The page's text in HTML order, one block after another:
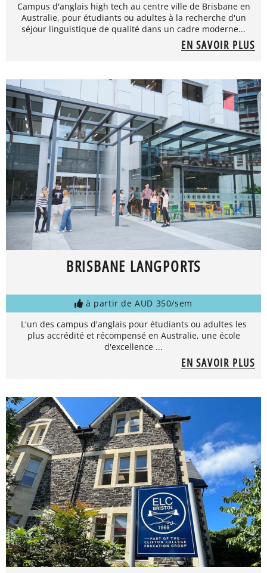
Campus d'anglais high tech au centre ville de Brisbane en
Australie, pour étudiants ou adultes à la recherche d'un
séjour linguistique de qualité dans un cadre moderne...
EN SAVOIR PLUS
BRISBANE LANGPORTS
à partir de AUD 350/sem
L'un des campus d'anglais pour étudiants ou adultes les
plus accrédité et récompensé en Australie, une école
d'excellence ...
EN SAVOIR PLUS